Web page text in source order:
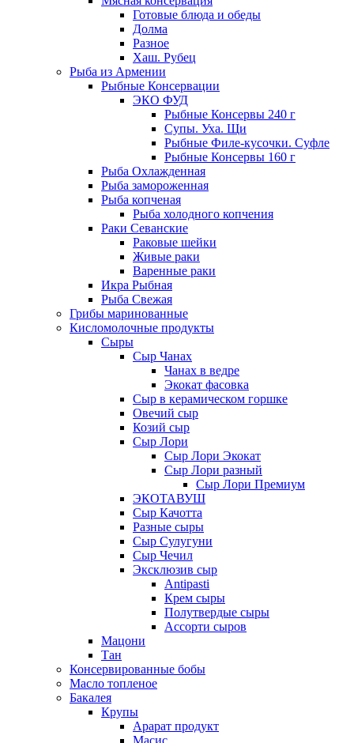
Готовые блюда и обеды
Долма
Разное
Хаш. Рубец
Рыба из Армении
Рыбные Консервации
ЭКО ФУД
Рыбные Консервы 240 г
Супы. Уха. Щи
Рыбные Филе-кусочки. Суфле
Рыбные Консервы 160 г
Рыба Охлажденная
Рыба замороженная
Рыба копченая
Рыба холодного копчения
Раки Севанские
Раковые шейки
Живые раки
Варенные раки
Икра Рыбная
Рыба Свежая
Грибы маринованные
Кисломолочные продукты
Сыры
Сыр Чанах
Чанах в ведре
Экокат фасовка
Сыр в керамическом горшке
Овечий сыр
Козий сыр
Сыр Лори
Сыр Лори Экокат
Сыр Лори разный
Сыр Лори Премиум
ЭКОТАВУШ
Сыр Качотта
Разные сыры
Сыр Сулугуни
Сыр Чечил
Эксклюзив сыр
Antipasti
Крем сыры
Полутвердые сыры
Ассорти сыров
Мацони
Тан
Консервированные бобы
Масло топленое
Бакалея
Крупы
Арарат продукт
Масис